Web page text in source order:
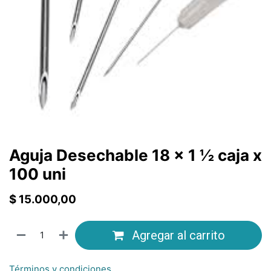
Aguja Desechable 18 x 1 ½ caja x
100 uni
$ 15.000,00
Agregar al carrito